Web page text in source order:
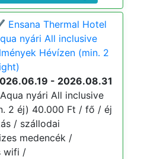
Ensana Thermal Hotel
nyári All inclusive
Hévízen (min. 2
- 2026.08.31
nyári All inclusive
2 éj) 40.000 Ft / fő / éj
/ szállodai
medencék /
wifi /